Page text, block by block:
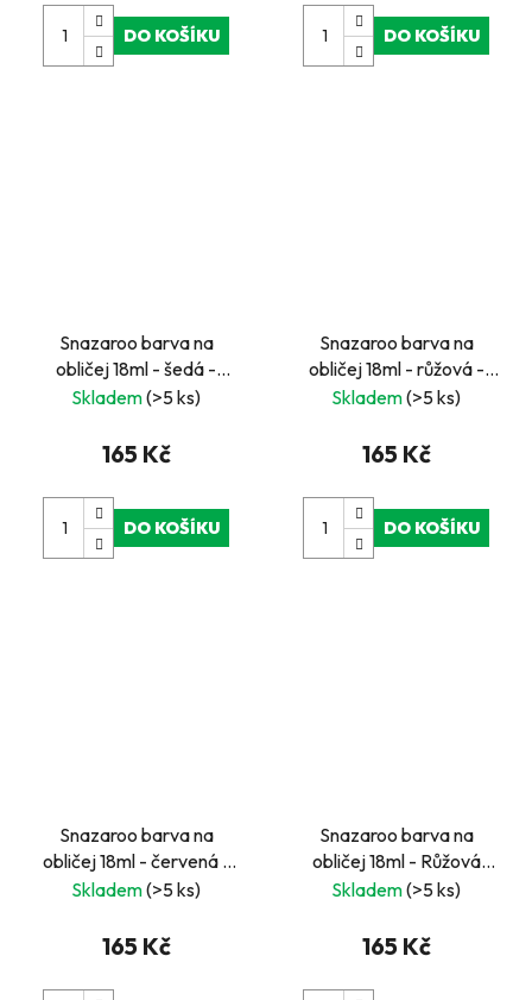
DO KOŠÍKU DO KOŠÍKU
Snazaroo barva na
obličej 18ml - šedá -
"Light Grey"
Skladem(>5 ks)
165 Kč
DO KOŠÍKU
Snazaroo barva na
obličej 18ml - růžová -
"Bright Pink"
Skladem(>5 ks)
165 Kč
DO KOŠÍKU
Snazaroo barva na
obličej 18ml - červená -
"Bright Red"
Skladem(>5 ks)
165 Kč
Snazaroo barva na
obličej 18ml - Růžová
fuchsie - "Fuchsia Pink"
Skladem(>5 ks)
165 Kč